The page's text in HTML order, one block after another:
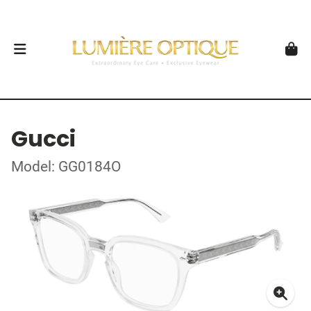
Gucci
Model: GG0184O